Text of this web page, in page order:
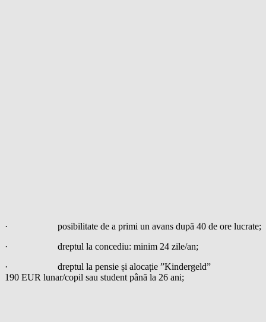
· posibilitate de a primi un avans după 40 de ore lucrate;
· dreptul la concediu: minim 24 zile/an;
· dreptul la pensie și alocație ”Kindergeld”
190 EUR lunar/copil sau student până la 26 ani;